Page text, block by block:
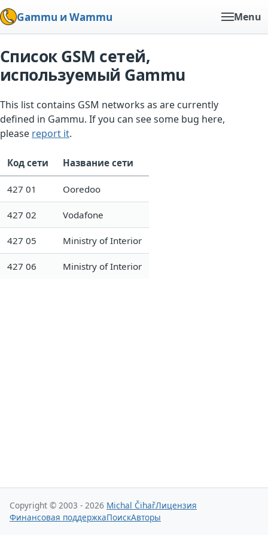
Gammu и Wammu Menu
Список GSM сетей,
используемый Gammu
This list contains GSM networks as are currently
defined in Gammu. If you can see some bug here,
please report it.
Код сети Название сети
427 01 Ooredoo
427 02 Vodafone
427 05 Ministry of Interior
427 06 Ministry of Interior
Copyright © 2003 - 2026 Michal ČihařЛицензия
Финансовая поддержкаПоискАвторы